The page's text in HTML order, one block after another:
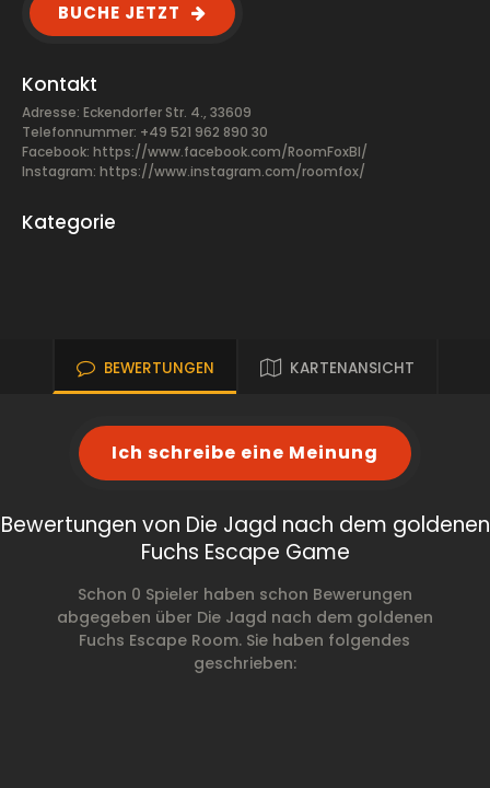
BUCHE JETZT
Kontakt
Adresse: Eckendorfer Str. 4., 33609
Telefonnummer: +49 521 962 890 30
Facebook: https://www.facebook.com/RoomFoxBI/
Instagram: https://www.instagram.com/roomfox/
Kategorie
BEWERTUNGEN KARTENANSICHT
Ich schreibe eine Meinung
Bewertungen von Die Jagd nach dem goldenen
Fuchs Escape Game
Schon 0 Spieler haben schon Bewerungen
abgegeben über Die Jagd nach dem goldenen
Fuchs Escape Room. Sie haben folgendes
geschrieben: